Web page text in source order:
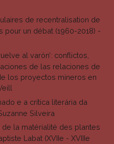
de recentralisation de
pour un débat (1960-2018) -
al varón’: conflictos,
de las relaciones de
los proyectos mineros en
e a crítica literária da
Silveira
de la matérialité des plantes
Labat (XVIIe - XVIIIe